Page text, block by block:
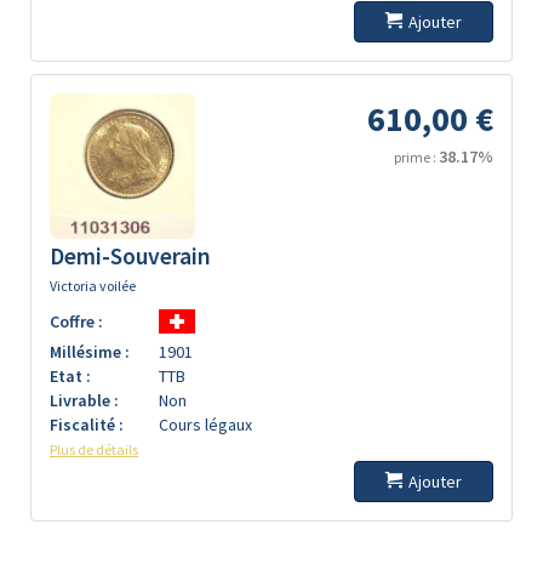
Ajouter
610,00 €
prime : 38.17%
Demi-Souverain
Victoria voilée
Coffre :
Millésime :
1901
Etat :
TTB
Livrable :
Non
Fiscalité :
Cours légaux
Plus de détails
Ajouter